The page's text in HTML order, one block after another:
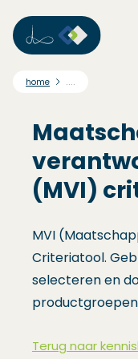
home ....
(MVI)
MVI
Criteriatool.
selecteren en
Terug naar